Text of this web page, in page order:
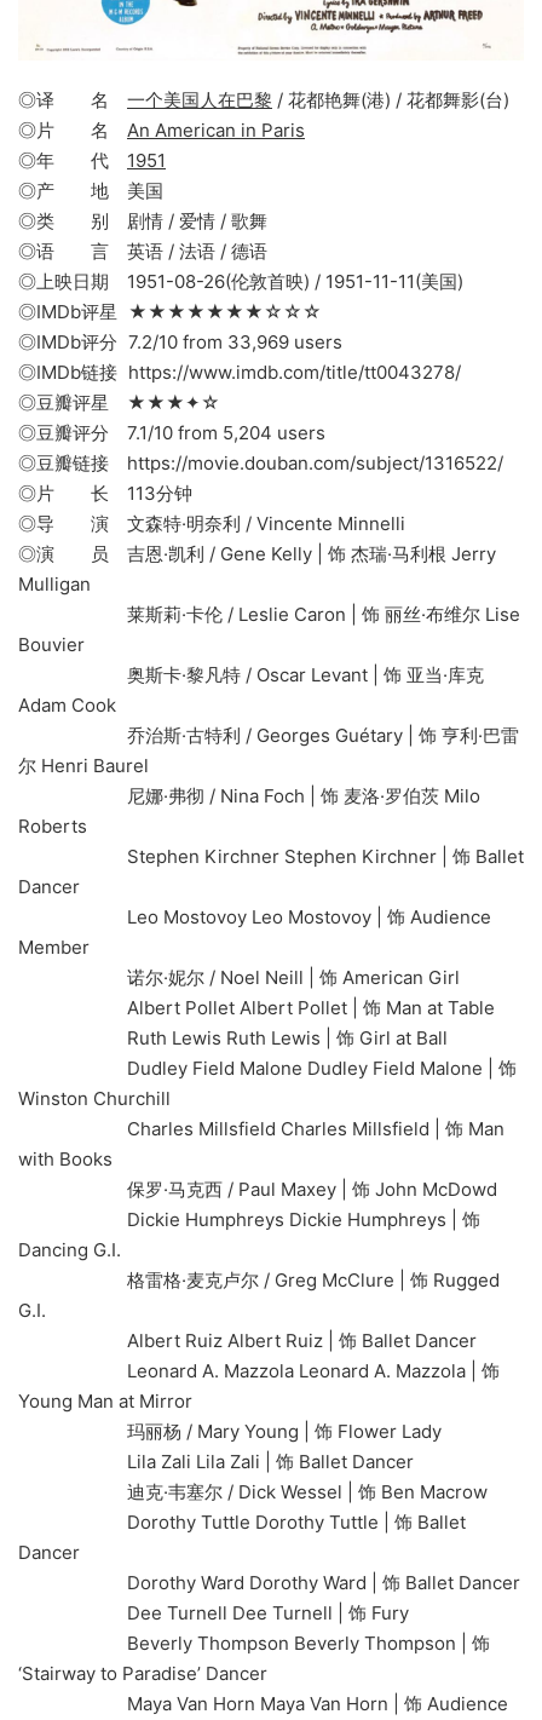
◎译 名 一个美国人在巴黎 / 花都艳舞(港) / 花都舞影(台)
◎片 名 An American in Paris
◎年 代 1951
◎产 地 美国
◎类 别 剧情 / 爱情 / 歌舞
◎语 言 英语 / 法语 / 德语
◎上映日期 1951-08-26(伦敦首映) / 1951-11-11(美国)
◎IMDb评星 ★★★★★★★☆☆☆
◎IMDb评分 7.2/10 from 33,969 users
◎IMDb链接 https://www.imdb.com/title/tt0043278/
◎豆瓣评星 ★★★✦☆
◎豆瓣评分 7.1/10 from 5,204 users
◎豆瓣链接 https://movie.douban.com/subject/1316522/
◎片 长 113分钟
◎导 演 文森特·明奈利 / Vincente Minnelli
◎演 员 吉恩·凯利 / Gene Kelly | 饰 杰瑞·马利根 Jerry
Mulligan
莱斯莉·卡伦 / Leslie Caron | 饰 丽丝·布维尔 Lise
Bouvier
奥斯卡·黎凡特 / Oscar Levant | 饰 亚当·库克
Adam Cook
乔治斯·古特利 / Georges Guétary | 饰 亨利·巴雷
尔 Henri Baurel
尼娜·弗彻 / Nina Foch | 饰 麦洛·罗伯茨 Milo
Roberts
Stephen Kirchner Stephen Kirchner | 饰 Ballet
Dancer
Leo Mostovoy Leo Mostovoy | 饰 Audience
Member
诺尔·妮尔 / Noel Neill | 饰 American Girl
Albert Pollet Albert Pollet | 饰 Man at Table
Ruth Lewis Ruth Lewis | 饰 Girl at Ball
Dudley Field Malone Dudley Field Malone | 饰
Winston Churchill
Charles Millsfield Charles Millsfield | 饰 Man
with Books
保罗·马克西 / Paul Maxey | 饰 John McDowd
Dickie Humphreys Dickie Humphreys | 饰
Dancing G.I.
格雷格·麦克卢尔 / Greg McClure | 饰 Rugged
G.I.
Albert Ruiz Albert Ruiz | 饰 Ballet Dancer
Leonard A. Mazzola Leonard A. Mazzola | 饰
Young Man at Mirror
玛丽杨 / Mary Young | 饰 Flower Lady
Lila Zali Lila Zali | 饰 Ballet Dancer
迪克·韦塞尔 / Dick Wessel | 饰 Ben Macrow
Dorothy Tuttle Dorothy Tuttle | 饰 Ballet
Dancer
Dorothy Ward Dorothy Ward | 饰 Ballet Dancer
Dee Turnell Dee Turnell | 饰 Fury
Beverly Thompson Beverly Thompson | 饰
‘Stairway to Paradise’ Dancer
Maya Van Horn Maya Van Horn | 饰 Audience